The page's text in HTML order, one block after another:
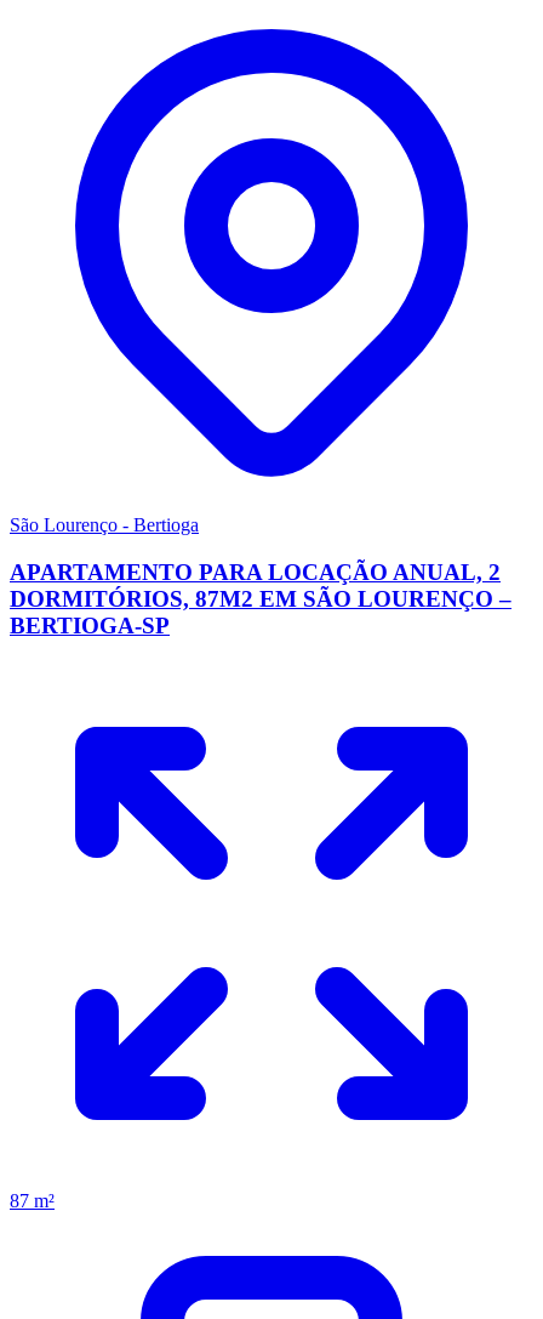
São Lourenço - Bertioga
APARTAMENTO PARA LOCAÇÃO ANUAL, 2
DORMITÓRIOS, 87M2 EM SÃO LOURENÇO –
BERTIOGA-SP
87 m²